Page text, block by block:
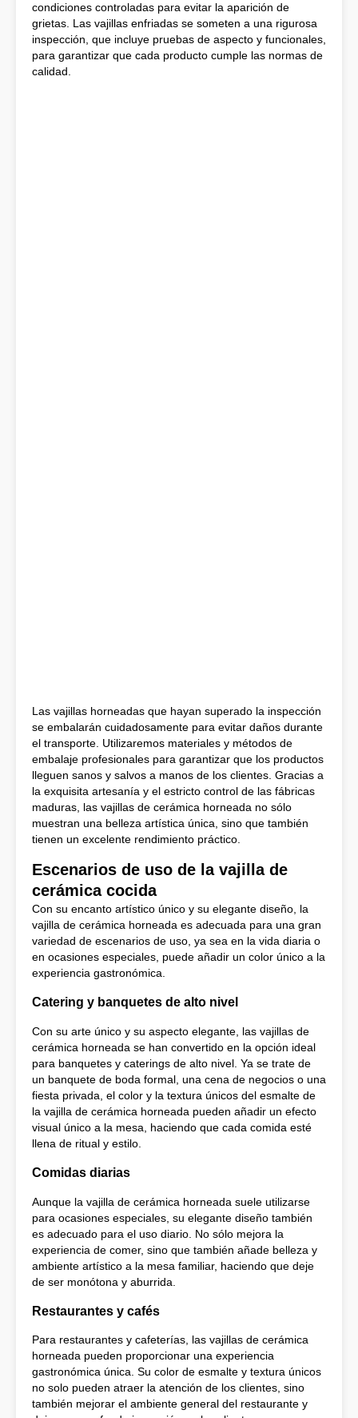
condiciones controladas para evitar la aparición de
grietas. Las vajillas enfriadas se someten a una rigurosa
inspección, que incluye pruebas de aspecto y funcionales,
para garantizar que cada producto cumple las normas de
calidad.
Las vajillas horneadas que hayan superado la inspección
se embalarán cuidadosamente para evitar daños durante
el transporte. Utilizaremos materiales y métodos de
embalaje profesionales para garantizar que los productos
lleguen sanos y salvos a manos de los clientes. Gracias a
la exquisita artesanía y el estricto control de las fábricas
maduras, las vajillas de cerámica horneada no sólo
muestran una belleza artística única, sino que también
tienen un excelente rendimiento práctico.
Escenarios de uso de la vajilla de
cerámica cocida
Con su encanto artístico único y su elegante diseño, la
vajilla de cerámica horneada es adecuada para una gran
variedad de escenarios de uso, ya sea en la vida diaria o
en ocasiones especiales, puede añadir un color único a la
experiencia gastronómica.
Catering y banquetes de alto nivel
Con su arte único y su aspecto elegante, las vajillas de
cerámica horneada se han convertido en la opción ideal
para banquetes y caterings de alto nivel. Ya se trate de
un banquete de boda formal, una cena de negocios o una
fiesta privada, el color y la textura únicos del esmalte de
la vajilla de cerámica horneada pueden añadir un efecto
visual único a la mesa, haciendo que cada comida esté
llena de ritual y estilo.
Comidas diarias
Aunque la vajilla de cerámica horneada suele utilizarse
para ocasiones especiales, su elegante diseño también
es adecuado para el uso diario. No sólo mejora la
experiencia de comer, sino que también añade belleza y
ambiente artístico a la mesa familiar, haciendo que deje
de ser monótona y aburrida.
Restaurantes y cafés
Para restaurantes y cafeterías, las vajillas de cerámica
horneada pueden proporcionar una experiencia
gastronómica única. Su color de esmalte y textura únicos
no solo pueden atraer la atención de los clientes, sino
también mejorar el ambiente general del restaurante y